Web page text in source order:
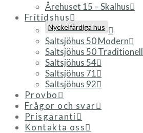
Årehuset 15 – Skalhus
Fritidshus
Nyckelfärdiga hus
Saltsjöhus 50 Modern
Saltsjöhus 50 Traditionell
Saltsjöhus 54
Saltsjöhus 71
Saltsjöhus 92
Provbo
Frågor och svar
Prisgaranti
Kontakta oss